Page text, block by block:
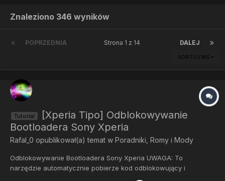
Znaleziono 346 wyników
POPRZEDNIA DALEJ
Strona 1 z 14
SORTUJ WG
Tutorial
[Xperia Tipo] Odblokowywanie
Bootloadera Sony Xperia
Rafal_0 opublikował(a) temat w Poradniki, Romy i Mody
Odblokowywanie Bootloadera Sony Xperia UWAGA: To
narzędzie automatycznie pobierze kod odblokowujący i